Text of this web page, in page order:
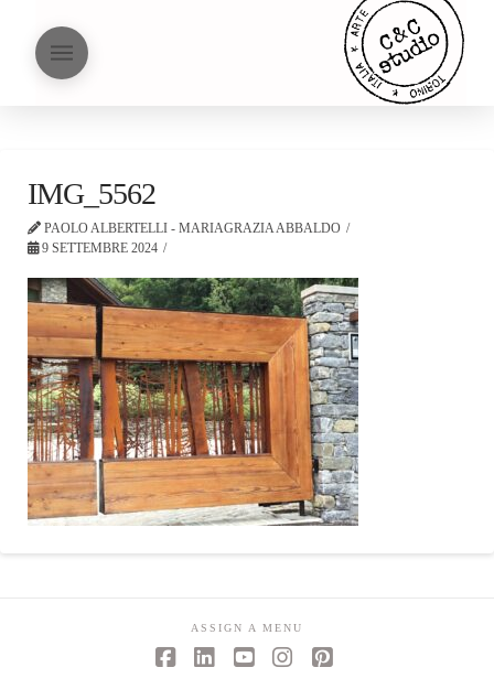
IMG_5562
PAOLO ALBERTELLI - MARIAGRAZIA ABBALDO
9 SETTEMBRE 2024
ASSIGN A MENU